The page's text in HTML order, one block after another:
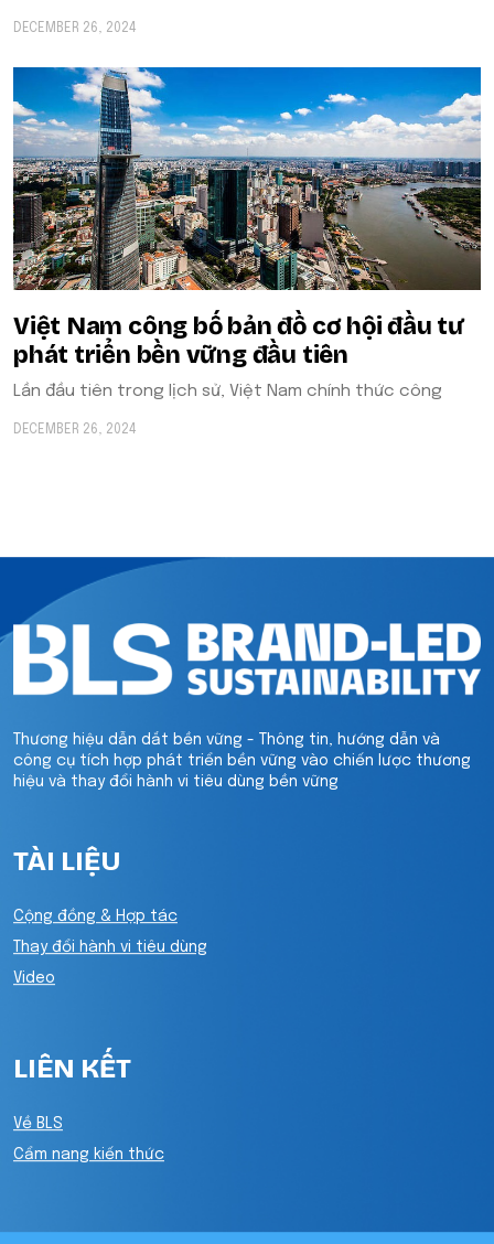
DECEMBER 26, 2024
Việt Nam công bố bản đồ cơ hội đầu tư
phát triển bền vững đầu tiên
Lần đầu tiên trong lịch sử, Việt Nam chính thức công
DECEMBER 26, 2024
Thương hiệu dẫn dắt bền vững - Thông tin, hướng dẫn và
công cụ tích hợp phát triển bền vững vào chiến lược thương
hiệu và thay đổi hành vi tiêu dùng bền vững
TÀI LIỆU
Cộng đồng & Hợp tác
Thay đổi hành vi tiêu dùng
Video
LIÊN KẾT
Về BLS
Cẩm nang kiến thức